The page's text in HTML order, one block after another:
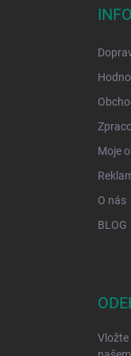
Moje
O nás
BLOG
Vložte